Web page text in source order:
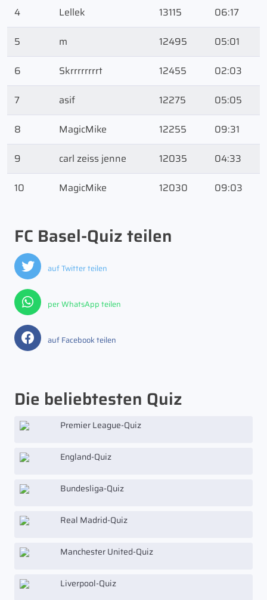
4 Lellek 13115
06:17
5
m 12495
05:01
6
Skrrrrrrrrt 12455
02:03
7
asif 12275
05:05
8
MagicMike 12255
09:31
9
carl zeiss jenne 12035
04:33
10
MagicMike 12030 09:03
FC Basel-Quiz teilen
auf Twitter teilen
per WhatsApp teilen
auf Facebook teilen
Die beliebtesten Quiz
Premier League-Quiz
England-Quiz
Bundesliga-Quiz
Real Madrid-Quiz
Manchester United-Quiz
Liverpool-Quiz